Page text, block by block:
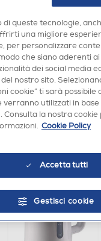
GOURMET
PLANETARIA, IM-
disponibile
in 30' gratuito:verifica
di queste tecnologie,
una migliore
per personalizzare
che siano aderenti
dei social media
nostro sito.
cookie” ti sarà
verranno utilizzati in base
Consulta la nostra cookie
Cookie Policy
Accetta tutti
Gestisci cookie